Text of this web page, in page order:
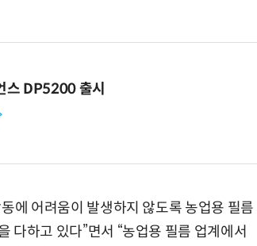
스 DP5200 출시
에 어려움이 발생하지 않도록 농업용 필름
다하고 있다”면서 “농업용 필름 업계에서